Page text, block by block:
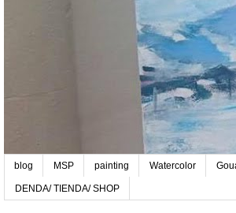
blog MSP painting Watercolor
DENDA/ TIENDA/ SHOP